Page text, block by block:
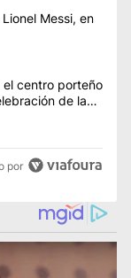
en los
Jorge Messi, el
Messi, en
F 16
el centro porteño
de la
por